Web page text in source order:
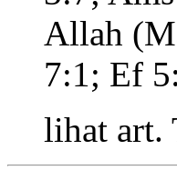
Allah
7:1; Ef
lihat